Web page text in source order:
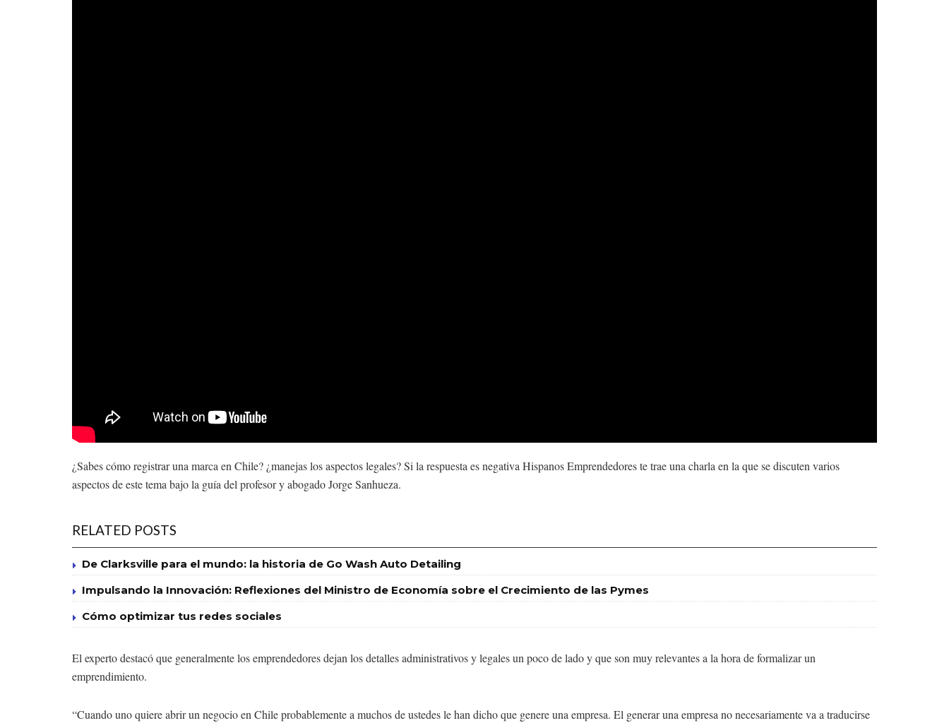
¿Sabes cómo registrar una marca en Chile? ¿manejas los aspectos legales? Si la respuesta es negativa Hispanos Emprendedores te trae una charla en la que se discuten varios
aspectos de este tema bajo la guía del profesor y abogado Jorge Sanhueza.
RELATED POSTS
De Clarksville para el mundo: la historia de Go Wash Auto Detailing
Impulsando la Innovación: Reflexiones del Ministro de Economía sobre el Crecimiento de las Pymes
Cómo optimizar tus redes sociales
El experto destacó que generalmente los emprendedores dejan los detalles administrativos y legales un poco de lado y que son muy relevantes a la hora de formalizar un
emprendimiento.
“Cuando uno quiere abrir un negocio en Chile probablemente a muchos de ustedes le han dicho que genere una empresa. El generar una empresa no necesariamente va a traducirse